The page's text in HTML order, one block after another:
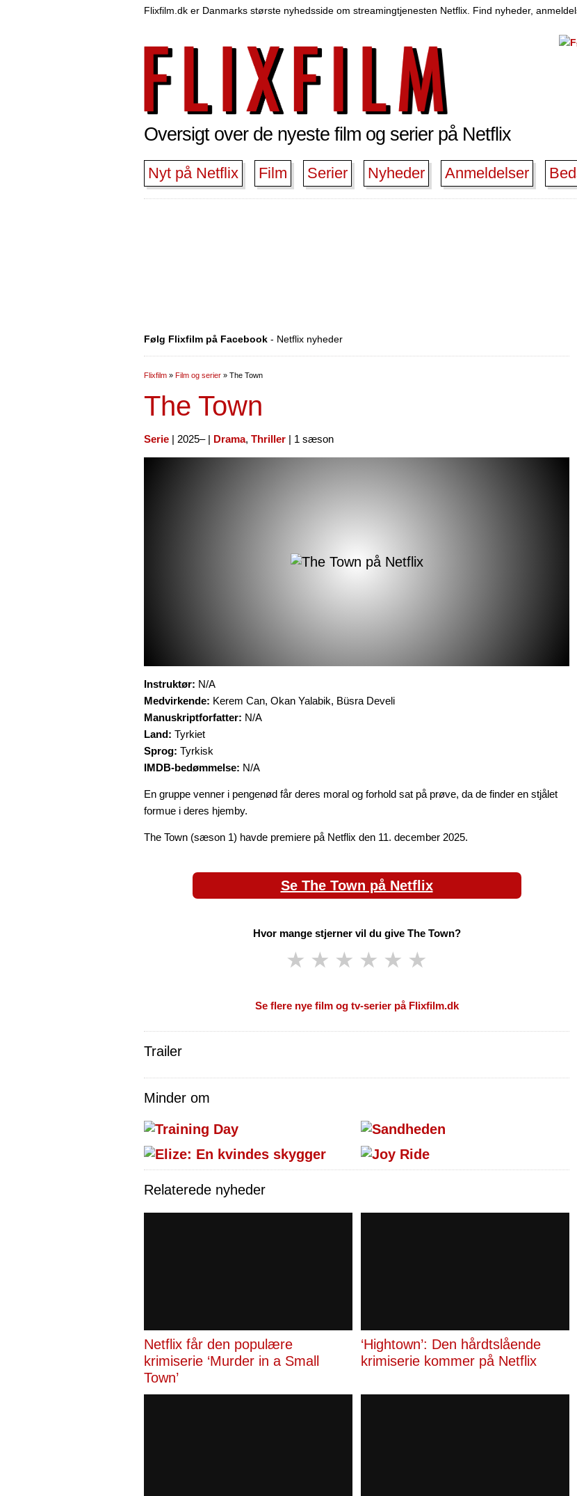
Flixfilm.dk er Danmarks største nyhedsside om streamingtjenesten Netflix. Find nyheder,
Oversigt over de nyeste film og serier på Netflix
Nyt på Netflix Film Serier Nyheder Anmeldelser
Følg Flixfilm på Facebook - Netflix nyheder
Flixfilm » Film og serier » The Town
The Town
Serie | 2025– | Drama, Thriller | 1 sæson
Instruktør: N/A
Medvirkende: Kerem Can, Okan Yalabik, Büsra Develi
Manuskriptforfatter: N/A
Land: Tyrkiet
Sprog: Tyrkisk
IMDB-bedømmelse: N/A
En gruppe venner i pengenød får deres moral og forhold sat på prøve, da de finder en stjålet
formue i deres hjemby.
The Town (sæson 1) havde premiere på Netflix den 11. december 2025.
Se The Town på Netflix
Hvor mange stjerner vil du give The Town?
★ ★ ★ ★ ★ ★
Se flere nye film og tv-serier på Flixfilm.dk
Trailer
Minder om
Relaterede nyheder
Netflix får den populære
krimiserie ‘Murder in a Small
Town’
‘Hightown’: Den hårdtslående
krimiserie kommer på Netflix